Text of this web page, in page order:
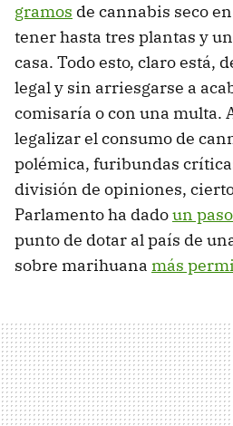
gramos de cannabis seco
tener hasta tres plantas y
casa. Todo esto, claro está,
legal y sin arriesgarse a
comisaría o con una multa.
legalizar el consumo de
polémica, furibundas
división de opiniones,
Parlamento ha dadoun
punto de dotar al país de
sobre marihuana más